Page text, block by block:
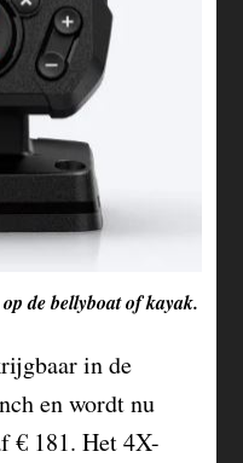
de bellyboat of kayak.
in de
en wordt nu
€ 181. Het 4X-